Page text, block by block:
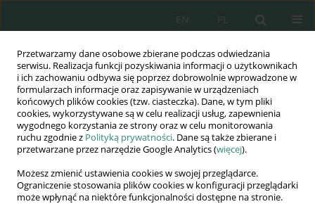
Przetwarzamy dane osobowe zbierane podczas odwiedzania
serwisu. Realizacja funkcji pozyskiwania informacji o użytkownikach
i ich zachowaniu odbywa się poprzez dobrowolnie wprowadzone w
formularzach informacje oraz zapisywanie w urządzeniach
końcowych plików cookies (tzw. ciasteczka). Dane, w tym pliki
cookies, wykorzystywane są w celu realizacji usług, zapewnienia
wygodnego korzystania ze strony oraz w celu monitorowania
ruchu zgodnie z Polityką prywatności. Dane są także zbierane i
przetwarzane przez narzędzie Google Analytics (więcej).
Możesz zmienić ustawienia cookies w swojej przeglądarce.
Ograniczenie stosowania plików cookies w konfiguracji przeglądarki
może wpłynąć na niektóre funkcjonalności dostępne na stronie.
PL
EN
Wydawnictwo
AWSGE
Akademia Nauk Stosowanych
WSGE
im. Alcide De Gasperi